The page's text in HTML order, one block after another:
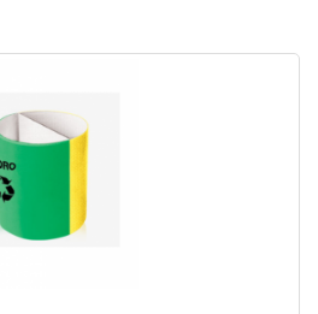
vazada com base do chão
Vai Vem com Suporte